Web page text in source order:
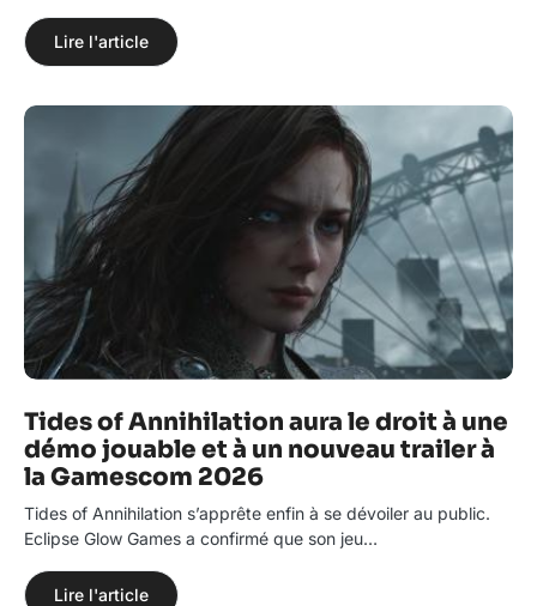
Lire l'article
Tides of Annihilation aura le droit à une
démo jouable et à un nouveau trailer à
la Gamescom 2026
Tides of Annihilation s’apprête enfin à se dévoiler au public.
Eclipse Glow Games a confirmé que son jeu…
Lire l'article